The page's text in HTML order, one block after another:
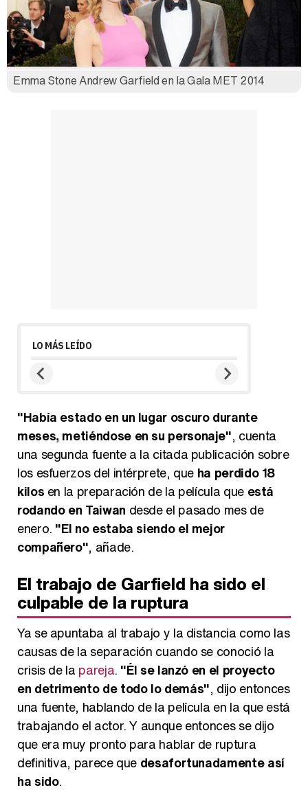
Emma Stone Andrew Garfield en la Gala MET 2014
LO MÁS LEÍDO
"Había estado en un lugar oscuro durante
meses, metiéndose en su personaje", cuenta
una segunda fuente a la citada publicación sobre
los esfuerzos del intérprete, que ha perdido 18
kilos en la preparación de la película que está
rodando en Taiwan desde el pasado mes de
enero. "El no estaba siendo el mejor
compañero", añade.
El trabajo de Garfield ha sido el
culpable de la ruptura
Ya se apuntaba al trabajo y la distancia como las
causas de la separación cuando se conoció la
crisis de la pareja. "Él se lanzó en el proyecto
en detrimento de todo lo demás", dijo entonces
una fuente, hablando de la película en la que está
trabajando el actor. Y aunque entonces se dijo
que era muy pronto para hablar de ruptura
definitiva, parece que desafortunadamente así
ha sido.